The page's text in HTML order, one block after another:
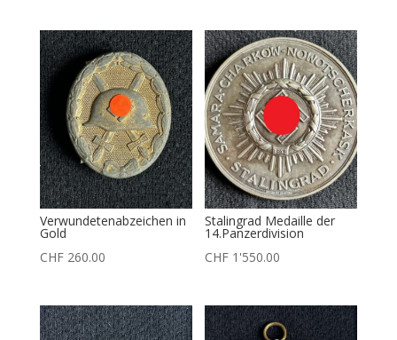
Verwundetenabzeichen in
Gold
CHF260.00
Stalingrad Medaille der
14.Panzerdivision
CHF 1'550.00